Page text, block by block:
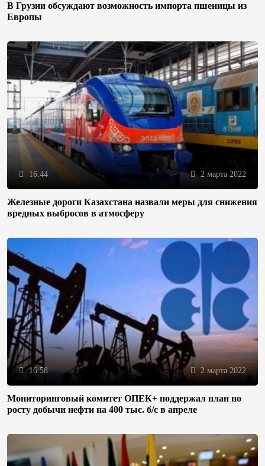
В Грузии обсуждают возможность импорта пшеницы из
Европы
16:44 2 марта 2022
Железные дороги Казахстана назвали меры для снижения
вредных выбросов в атмосферу
16:58 2 марта 2022
Мониторинговый комитет ОПЕК+ поддержал план по
росту добычи нефти на 400 тыс. б/с в апреле